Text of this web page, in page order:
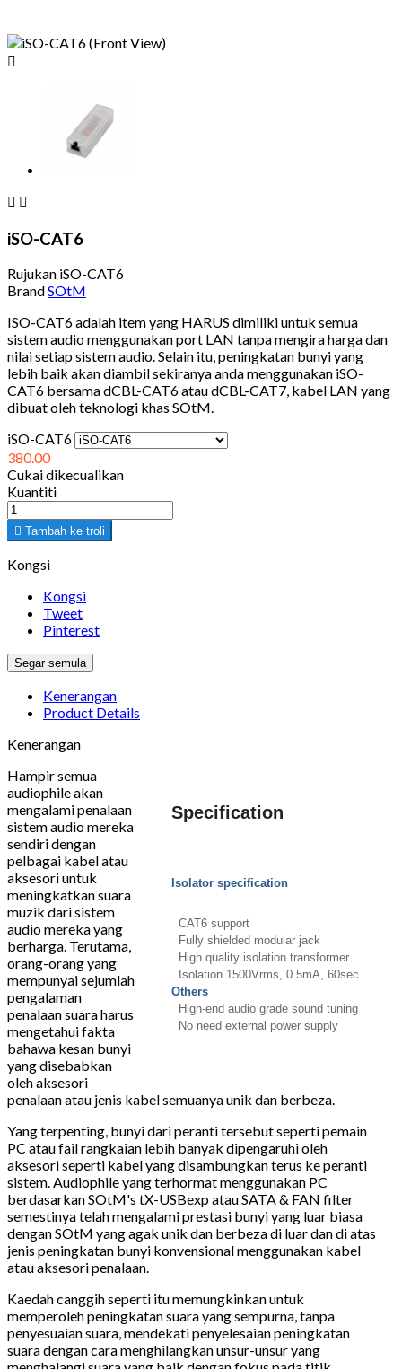

 
iSO-CAT6
Rujukan iSO-CAT6
BrandSOtM
ISO-CAT6 adalah item yang HARUS dimiliki untuk semua
sistem audio menggunakan port LAN tanpa mengira harga dan
nilai setiap sistem audio. Selain itu, peningkatan bunyi yang
lebih baik akan diambil sekiranya anda menggunakan iSO-
CAT6 bersama dCBL-CAT6 atau dCBL-CAT7, kabel LAN yang
dibuat oleh teknologi khas SOtM.
iSO-CAT6
380.00
Cukai dikecualikan
Kuantiti
 Tambah ke troli
Kongsi
Kongsi
Tweet
Pinterest
Kenerangan
Product Details
Kenerangan
Specification
Isolator specification
CAT6 support
Fully shielded modular jack
High quality isolation transformer
Isolation 1500Vrms, 0.5mA, 60sec
Others
High-end audio grade sound tuning
No need external power supply
Hampir semua
audiophile akan
mengalami penalaan
sistem audio mereka
sendiri dengan
pelbagai kabel atau
aksesori untuk
meningkatkan suara
muzik dari sistem
audio mereka yang
berharga. Terutama,
orang-orang yang
mempunyai sejumlah
pengalaman
penalaan suara harus
mengetahui fakta
bahawa kesan bunyi
yang disebabkan
oleh aksesori
penalaan atau jenis kabel semuanya unik dan berbeza.
Yang terpenting, bunyi dari peranti tersebut seperti pemain
PC atau fail rangkaian lebih banyak dipengaruhi oleh
aksesori seperti kabel yang disambungkan terus ke peranti
sistem. Audiophile yang terhormat menggunakan PC
berdasarkan SOtM's tX-USBexp atau SATA & FAN filter
semestinya telah mengalami prestasi bunyi yang luar biasa
dengan SOtM yang agak unik dan berbeza di luar dan di atas
jenis peningkatan bunyi konvensional menggunakan kabel
atau aksesori penalaan.
Kaedah canggih seperti itu memungkinkan untuk
memperoleh peningkatan suara yang sempurna, tanpa
penyesuaian suara, mendekati penyelesaian peningkatan
suara dengan cara menghilangkan unsur-unsur yang